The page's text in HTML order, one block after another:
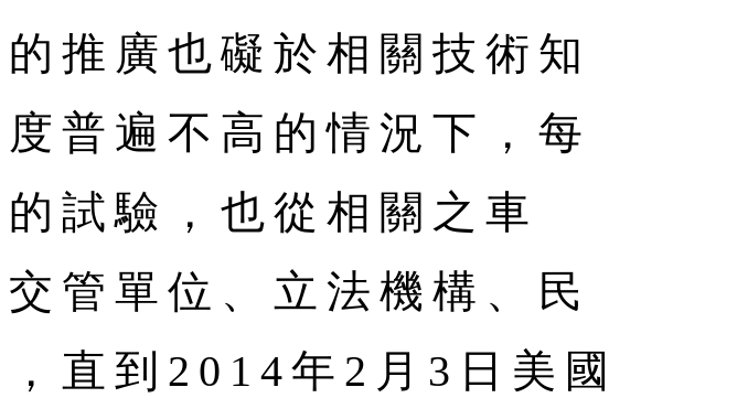
推廣也礙於相關技術知
普遍不高的情況下，每
試驗，也從相關之車
管單位、立法機構、民
直到2014年2月3日美國